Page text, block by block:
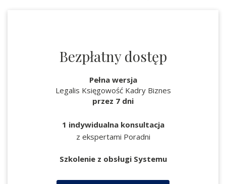
Bezpłatny dostęp
Pełna wersja
Legalis Księgowość Kadry Biznes
przez 7 dni
1 indywidualna konsultacja
z ekspertami Poradni
Szkolenie z obsługi Systemu